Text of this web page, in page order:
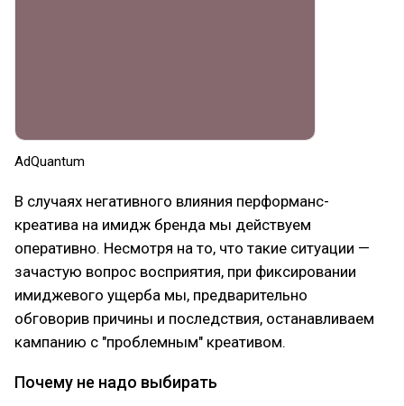
AdQuantum
В случаях негативного влияния перформанс-
креатива на имидж бренда мы действуем
оперативно. Несмотря на то, что такие ситуации —
зачастую вопрос восприятия, при фиксировании
имиджевого ущерба мы, предварительно
обговорив причины и последствия, останавливаем
кампанию с "проблемным" креативом.
Почему не надо выбирать